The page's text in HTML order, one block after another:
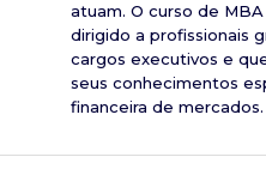
atuam. O curso de
dirigido a profissionais
cargos executivos e
seus conhecimentos
financeira de mercados.